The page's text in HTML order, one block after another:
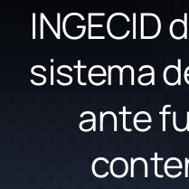
INGECID
sistema
ante